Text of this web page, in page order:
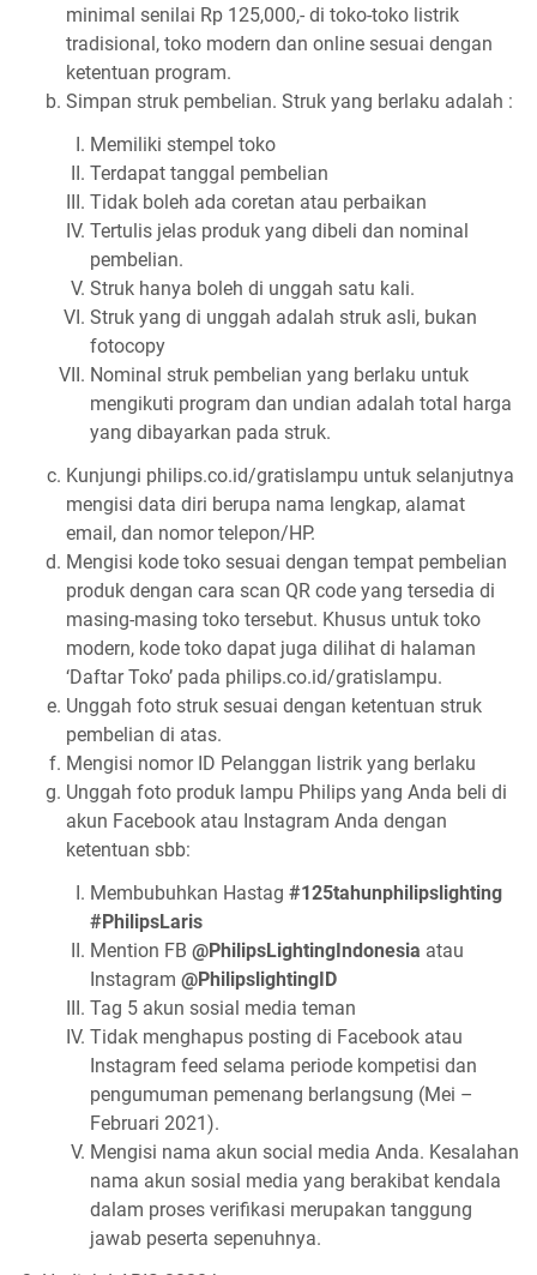
minimal senilai Rp 125,000,- di toko-toko listrik
tradisional, toko modern dan online sesuai dengan
ketentuan program.
Simpan struk pembelian. Struk yang berlaku adalah :
Memiliki stempel toko
Terdapat tanggal pembelian
Tidak boleh ada coretan atau perbaikan
Tertulis jelas produk yang dibeli dan nominal
pembelian.
Struk hanya boleh di unggah satu kali.
Struk yang di unggah adalah struk asli, bukan
fotocopy
Nominal struk pembelian yang berlaku untuk
mengikuti program dan undian adalah total harga
yang dibayarkan pada struk.
Kunjungi philips.co.id/gratislampu untuk selanjutnya
mengisi data diri berupa nama lengkap, alamat
email, dan nomor telepon/HP.
Mengisi kode toko sesuai dengan tempat pembelian
produk dengan cara scan QR code yang tersedia di
masing-masing toko tersebut. Khusus untuk toko
modern, kode toko dapat juga dilihat di halaman
‘Daftar Toko’ pada philips.co.id/gratislampu.
Unggah foto struk sesuai dengan ketentuan struk
pembelian di atas.
Mengisi nomor ID Pelanggan listrik yang berlaku
Unggah foto produk lampu Philips yang Anda beli di
akun Facebook atau Instagram Anda dengan
ketentuan sbb:
Membubuhkan Hastag #125tahunphilipslighting
#PhilipsLaris
Mention FB @PhilipsLightingIndonesia atau
Instagram @PhilipslightingID
Tag 5 akun sosial media teman
Tidak menghapus posting di Facebook atau
Instagram feed selama periode kompetisi dan
pengumuman pemenang berlangsung (Mei –
Februari 2021).
Mengisi nama akun social media Anda. Kesalahan
nama akun sosial media yang berakibat kendala
dalam proses verifikasi merupakan tanggung
jawab peserta sepenuhnya.